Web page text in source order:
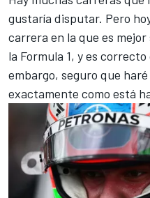
gustaría disputar. Pero
carrera en la que es
la Formula 1, y es
embargo, seguro que
exactamente como está